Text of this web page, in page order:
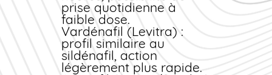
l'évaluation médicale
L'avanafil peut
présenter des contre-
indications
cardiovasculaires.
prise quotidienne à
faible dose.
Vardénafil (Levitra) :
profil similaire au
sildénafil, action
légèrement plus rapide.